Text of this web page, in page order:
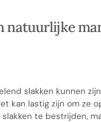
natuurlijke
slakken kunnen
kan lastig zijn om ze
te bestrijden,